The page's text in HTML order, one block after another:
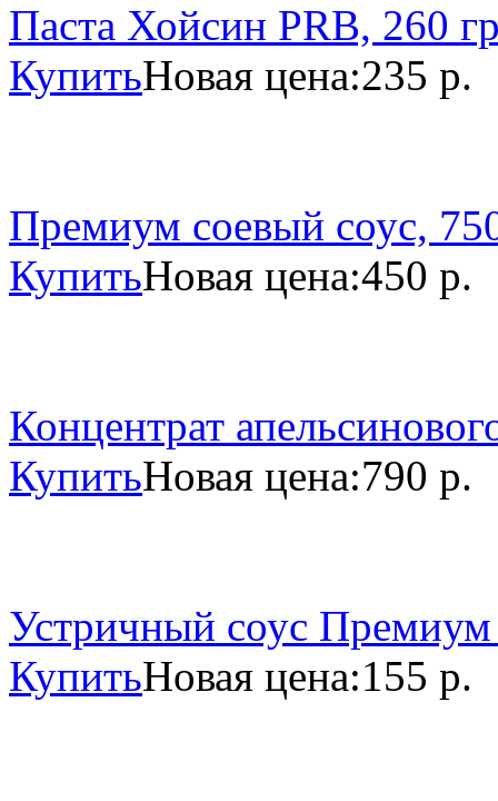
Паста Хойсин PRB, 260
КупитьНовая цена:235 р.
Премиум соевый соус,
КупитьНовая цена:450 р.
Концентрат
КупитьНовая цена:790 р.
Устричный соус
КупитьНовая цена:155 р.